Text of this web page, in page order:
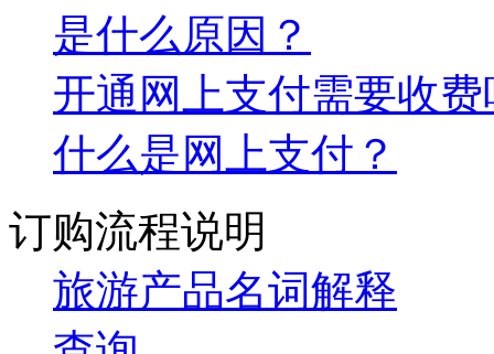
是什么原因？
开通网上支付需要收费
什么是网上支付？
订购流程说明
旅游产品名词解释